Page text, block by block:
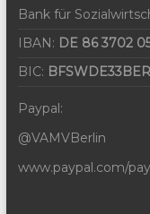
Bank für
IBAN: DE 86 3702
BIC: BFSWDE33BER
Paypal:
@VAMVBerlin
www.paypal.com/